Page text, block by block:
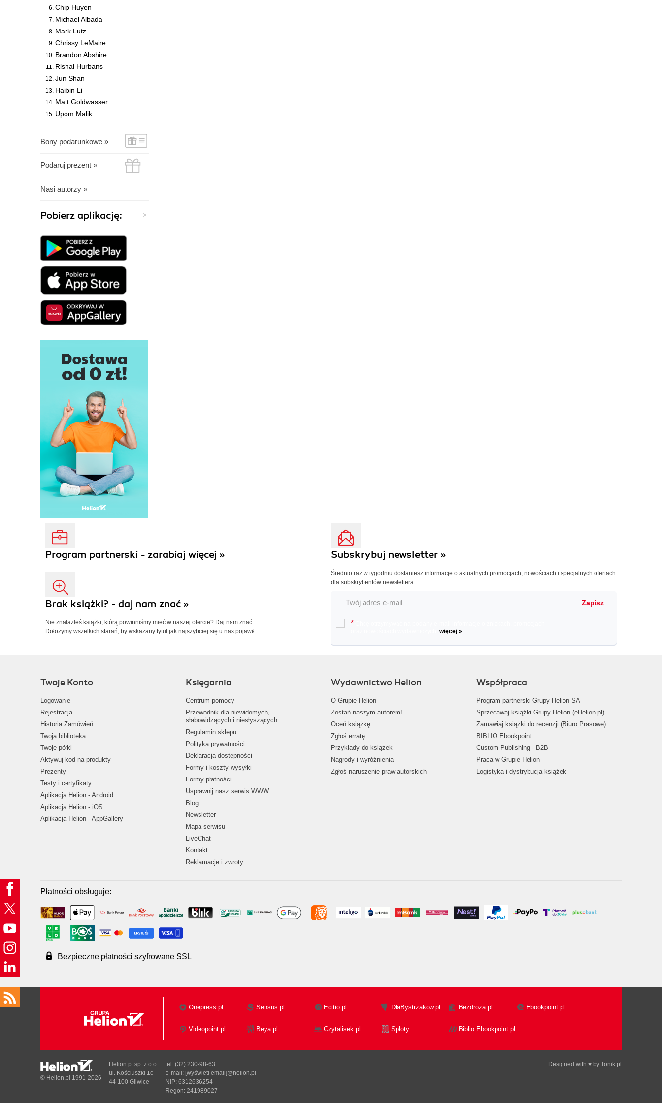
Chip Huyen
Michael Albada
Mark Lutz
Chrissy LeMaire
Brandon Abshire
Rishal Hurbans
Jun Shan
Haibin Li
Matt Goldwasser
Upom Malik
Bony podarunkowe »
Podaruj prezent »
Nasi autorzy »
Pobierz aplikację:
Program partnerski - zarabiaj więcej »
Brak książki? - daj nam znać »
Nie znalazłeś książki, którą powinniśmy mieć w naszej ofercie? Daj nam znać.
Dołożymy wszelkich starań, by wskazany tytuł jak najszybciej się u nas pojawił.
Subskrybuj newsletter »
Średnio raz w tygodniu dostaniesz informacje o aktualnych promocjach, nowościach i specjalnych ofertach
dla subskrybentów newslettera.
Zapisz
*
więcej »
Twoje Konto
Logowanie
Rejestracja
Historia Zamówień
Twoja biblioteka
Twoje półki
Aktywuj kod na produkty
Prezenty
Testy i certyfikaty
Aplikacja Helion - Android
Aplikacja Helion - iOS
Aplikacja Helion - AppGallery
Księgarnia
Centrum pomocy
Przewodnik dla niewidomych,
słabowidzących i niesłyszących
Regulamin sklepu
Polityka prywatności
Deklaracja dostępności
Formy i koszty wysyłki
Formy płatności
Usprawnij nasz serwis WWW
Blog
Newsletter
Mapa serwisu
LiveChat
Kontakt
Reklamacje i zwroty
Wydawnictwo Helion
O Grupie Helion
Zostań naszym autorem!
Oceń książkę
Zgłoś erratę
Przykłady do książek
Nagrody i wyróżnienia
Zgłoś naruszenie praw autorskich
Współpraca
Program partnerski Grupy Helion SA
Sprzedawaj książki Grupy Helion (eHelion.pl)
Zamawiaj książki do recenzji (Biuro Prasowe)
BIBLIO Ebookpoint
Custom Publishing - B2B
Praca w Grupie Helion
Logistyka i dystrybucja książek
Płatności obsługuje:
Bezpieczne płatności szyfrowane SSL
Onepress.pl Sensus.pl Editio.pl DlaBystrzakow.pl Bezdroza.pl Ebookpoint.pl
Videopoint.pl Beya.pl Czytalisek.pl Sploty Biblio.Ebookpoint.pl
Designed with ♥ by Tonik.pl
© Helion.pl 1991-2026
Helion.pl sp. z o.o.
ul. Kościuszki 1c
44-100 Gliwice
tel. (32) 230-98-63
e-mail: [wyświetl email]@helion.pl
NIP: 6312636254
Regon: 241989027